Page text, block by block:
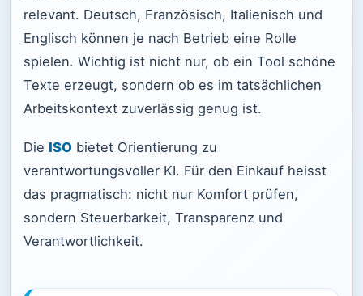
relevant. Deutsch, Französisch, Italienisch und
Englisch können je nach Betrieb eine Rolle
spielen. Wichtig ist nicht nur, ob ein Tool schöne
Texte erzeugt, sondern ob es im tatsächlichen
Arbeitskontext zuverlässig genug ist.
Die ISO bietet Orientierung zu
verantwortungsvoller KI. Für den Einkauf heisst
das pragmatisch: nicht nur Komfort prüfen,
sondern Steuerbarkeit, Transparenz und
Verantwortlichkeit.